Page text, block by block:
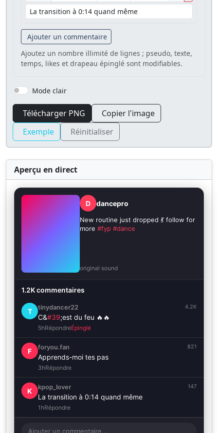
Ajouter un commentaire
Ajoutez un nombre illimité de lignes ; pseudo, texte,
temps, likes et drapeau épinglé sont modifiables.
Mode clair
Télécharger PNG
Copier l'image
Exemple
Réinitialiser
Aperçu en direct
D dancepro
New routine just dropped 💃 follow for
more #fyp #dance
original sound
1.2K commentaires
T tinydancer22
C&#39;est du feu 🔥🔥
5hRépondreÉpinglé
4.2K
F foryou.fan
Apprends-moi tes pas
3hRépondre
821
K kpop_lover
La transition à 0:14 quand même
1hRépondre
147
Ajouter un commentaire...